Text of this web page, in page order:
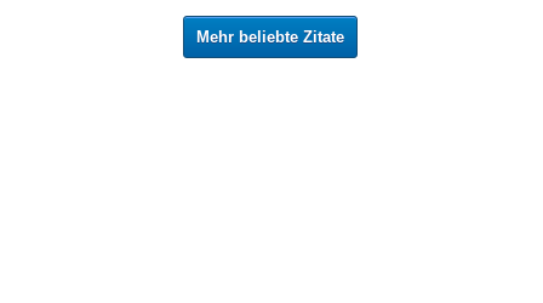
Mehr beliebte Zitate